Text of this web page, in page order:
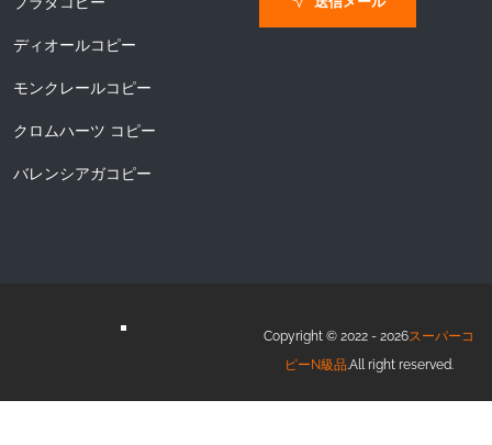
ディオールコピー
モンクレールコピー
クロムハーツ コピー
バレンシアガコピー
Copyright © 2022 - 2026スーパーコ
ピーN級品.All right reserved.